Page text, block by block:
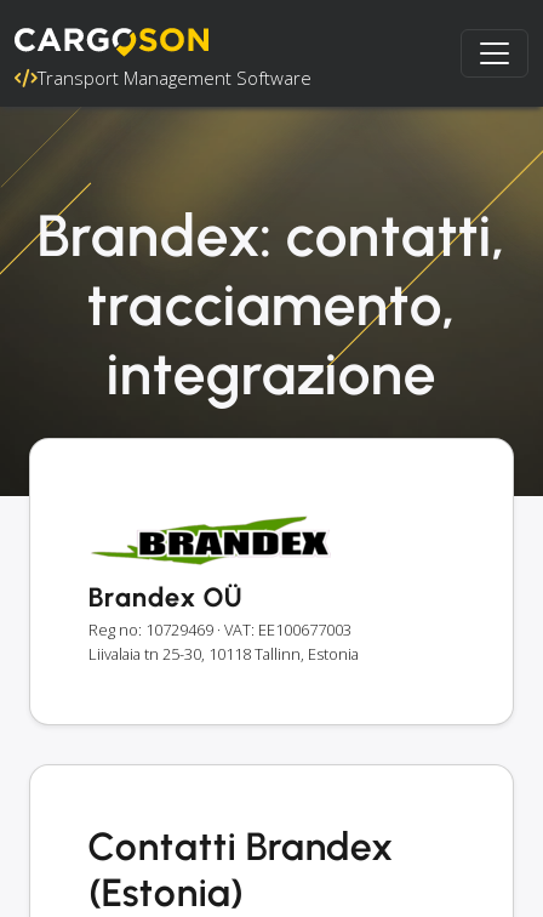
Transport Management Software
Brandex: contatti,
tracciamento,
integrazione
Brandex OÜ
Reg no: 10729469 · VAT: EE100677003
Liivalaia tn 25-30, 10118 Tallinn, Estonia
Contatti Brandex
(Estonia)